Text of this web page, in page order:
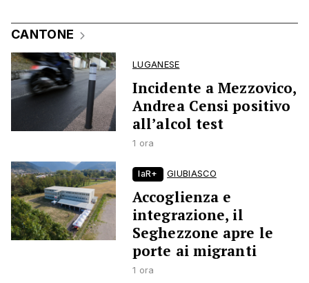
CANTONE
LUGANESE
Incidente a Mezzovico,
Andrea Censi positivo
all’alcol test
1 ora
laR+ GIUBIASCO
Accoglienza e
integrazione, il
Seghezzone apre le
porte ai migranti
1 ora